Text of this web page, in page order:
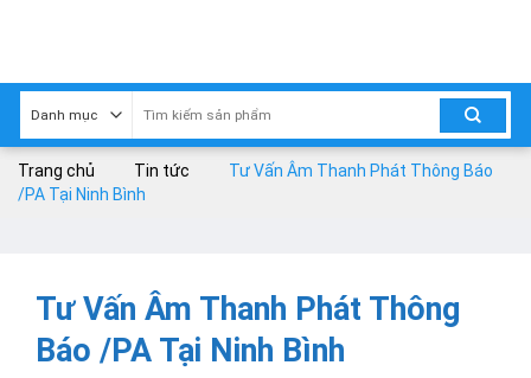
Trang chủ Tin tức
Tư Vấn Âm Thanh Phát Thông Báo
/PA Tại Ninh Bình
Tư Vấn Âm Thanh Phát Thông
Báo /PA Tại Ninh Bình